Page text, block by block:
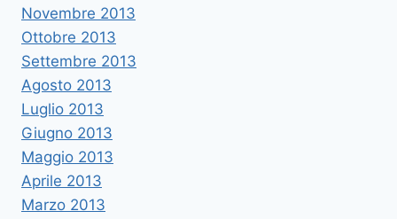
Novembre 2013
Ottobre 2013
Settembre 2013
Agosto 2013
Luglio 2013
Giugno 2013
Maggio 2013
Aprile 2013
Marzo 2013